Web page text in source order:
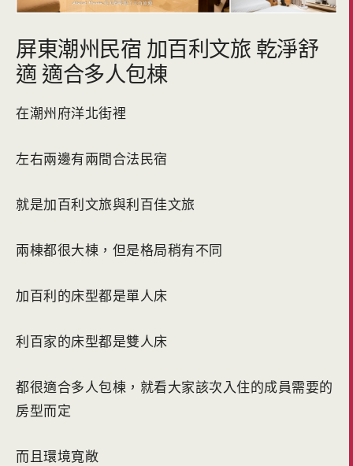
屏東潮州民宿 加百利文旅 乾淨舒
適 適合多人包棟
在潮州府洋北街裡
左右兩邊有兩間合法民宿
就是加百利文旅與利百佳文旅
兩棟都很大棟，但是格局稍有不同
加百利的床型都是單人床
利百家的床型都是雙人床
都很適合多人包棟，就看大家該次入住的成員需要的
房型而定
而且環境寬敞